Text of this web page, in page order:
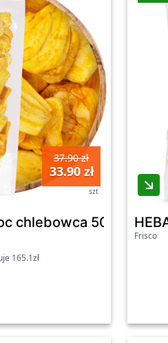
37.90 zł
33.90 zł
szt
chlebowca 500g -
165.1zł
Frisco